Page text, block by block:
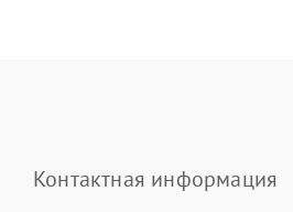
Контактная информация